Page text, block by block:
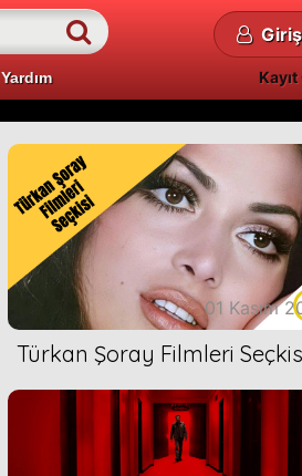
Yardım
Giriş
Kayıt
01 Kasım
Türkan Şoray Filmleri